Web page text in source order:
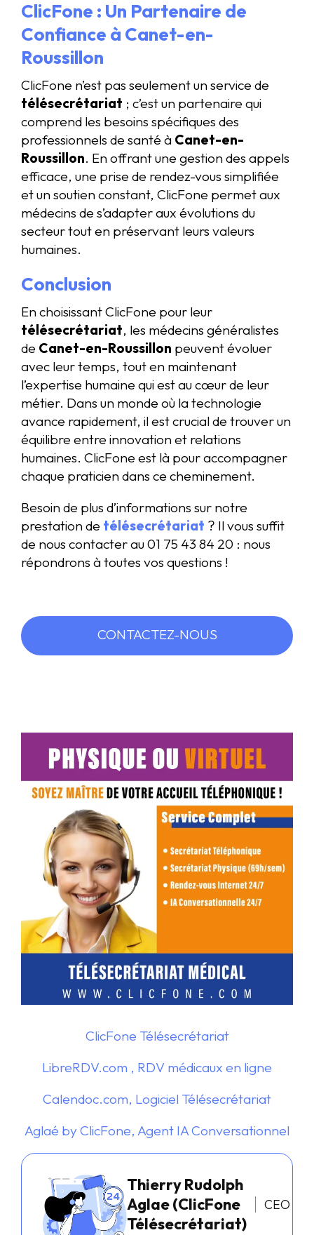
ClicFone : Un Partenaire de
Confiance à Canet-en-
Roussillon
ClicFone n’est pas seulement un service de
télésecrétariat ; c’est un partenaire qui
comprend les besoins spécifiques des
professionnels de santé à Canet-en-
Roussillon. En offrant une gestion des appels
efficace, une prise de rendez-vous simplifiée
et un soutien constant, ClicFone permet aux
médecins de s’adapter aux évolutions du
secteur tout en préservant leurs valeurs
humaines.
Conclusion
En choisissant ClicFone pour leur
télésecrétariat, les médecins généralistes
de Canet-en-Roussillon peuvent évoluer
avec leur temps, tout en maintenant
l’expertise humaine qui est au cœur de leur
métier. Dans un monde où la technologie
avance rapidement, il est crucial de trouver un
équilibre entre innovation et relations
humaines. ClicFone est là pour accompagner
chaque praticien dans ce cheminement.
Besoin de plus d’informations sur notre
prestation de télésecrétariat ? Il vous suffit
de nous contacter au 01 75 43 84 20 : nous
répondrons à toutes vos questions !
CONTACTEZ-NOUS
ClicFone Télésecrétariat
LibreRDV.com , RDV médicaux en ligne
Calendoc.com, Logiciel Télésecrétariat
Aglaé by ClicFone, Agent IA Conversationnel
Thierry Rudolph
Aglae (ClicFone
Télésecrétariat)
CEO